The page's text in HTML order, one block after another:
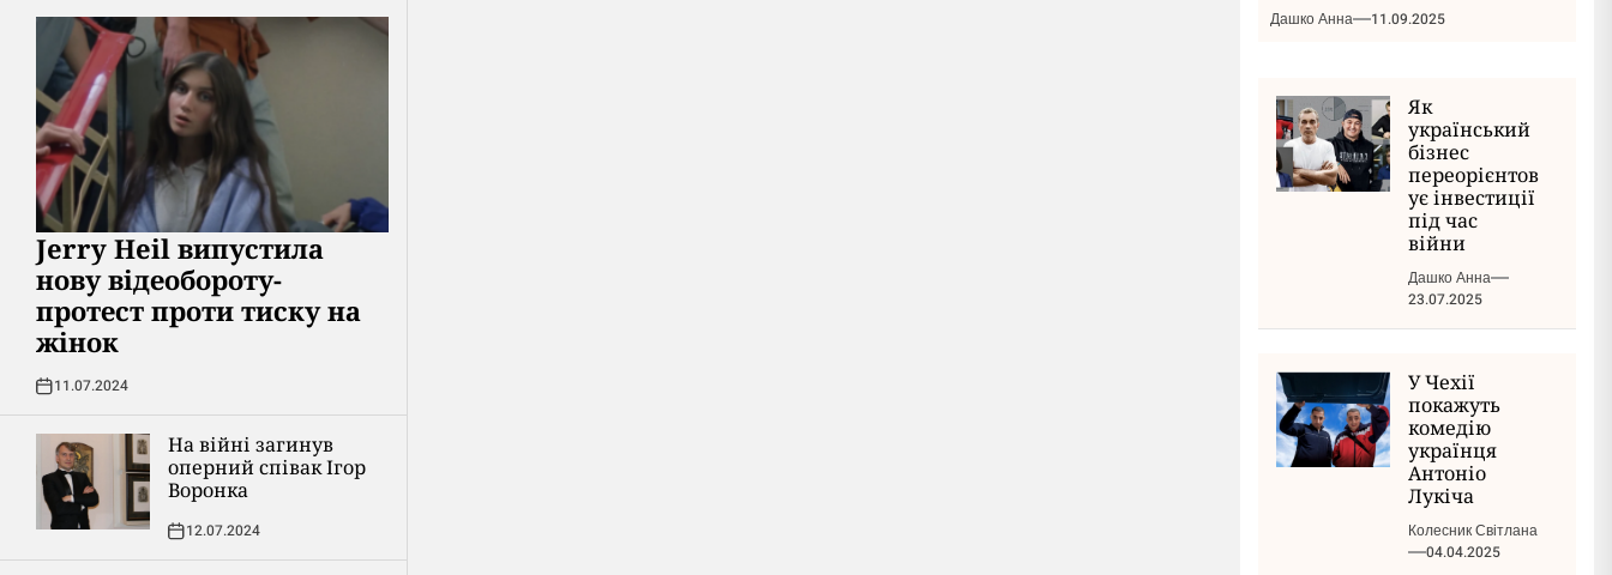
Jerry Heil випустила
нову відеобороту-
протест проти тиску на
жінок
11.07.2024
На війні загинув
оперний співак Ігор
Воронка
12.07.2024
Дашко Анна 11.09.2025
Як
український
бізнес
переорієнтов
ує інвестиції
під час
війни
Дашко Анна
23.07.2025
У Чехії
покажуть
комедію
українця
Антоніо
Лукіча
Колесник Світлана
04.04.2025